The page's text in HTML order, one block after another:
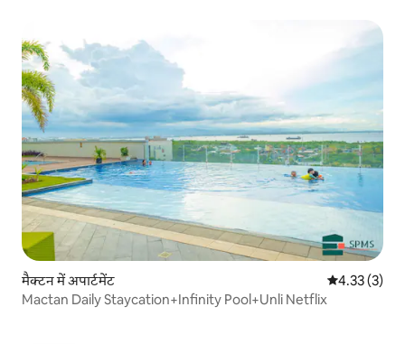
मैक्टन में अपार्टमेंट औसत रेटिंग 5
4.33 (3)
Mactan Daily Staycation+Infinity Pool+Unli Netflix